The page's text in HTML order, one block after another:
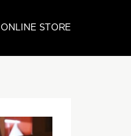
ONLINE STORE